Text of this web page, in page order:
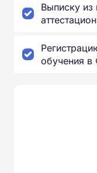
Выписку из
обучения